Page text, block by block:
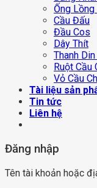
Ống
Cầu Đấu
Đầu Cos
Dây Thít
Thanh Din
Ruột Cầu
Vỏ Cầu
Tài liệu sản
Tin tức
Liên hệ
Đăng nhập
Tên tài khoản hoặc